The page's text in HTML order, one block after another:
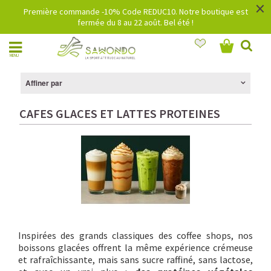
Première commande -10% Code REDUC10. Notre boutique est
fermée du 8 au 22 août. Bel été !
×
MENU
Affiner par
CAFES GLACES ET LATTES PROTEINES
Inspirées des grands classiques des coffee shops, nos
boissons glacées offrent la même expérience crémeuse
et rafraîchissante, mais sans sucre raffiné, sans lactose,